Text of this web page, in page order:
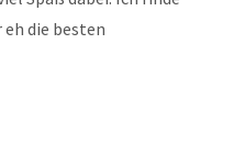
die besten